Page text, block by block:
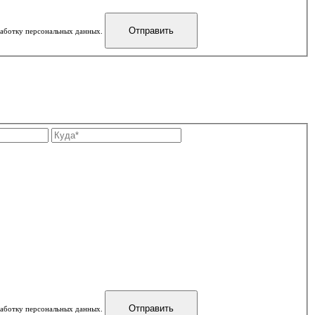
персональных данных.
персональных данных.